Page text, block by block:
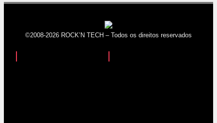
©2008-2026 ROCK’N TECH – Todos os direitos reservados